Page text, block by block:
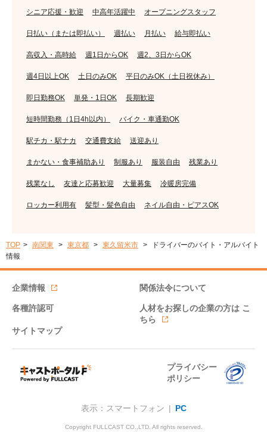
シニア応援・歓迎 中高年活躍中 オープニングスタッフ
日払い（または即払い） 週払い 月払い 給与即払い
高収入・高時給 週1日からOK 週2、3日からOK
週4日以上OK 土日のみOK 平日のみOK（土日祝休み）
即日勤務OK 単発・1日OK 長期歓迎
短時間勤務（1日4h以内） バイク・車通勤OK
駅チカ・駅ナカ 交通費支給 送迎あり
まかない・食事補助あり 制服あり 服装自由 残業あり
残業なし 友達と応募歓迎 大量募集 冷暖房完備
ロッカー利用有 髪型・髪色自由 ネイル自由・ピアスOK
TOP 南関東 東京都 東久留米市
ドライバーのバイト・アルバイト
情報
企業情報 関係法令について
各種許認可 人材をお探しの企業の方は こ
ちら
サイトマップ
プライバシー
ポリシー
表示：スマートフォン | PC
Copyright FULLCAST CO.,LTD. All rights reserved.